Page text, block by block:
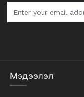
Мэдээлэл